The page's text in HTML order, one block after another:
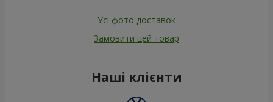
Усі фото доставок
Замовити цей товар
Наші клієнти